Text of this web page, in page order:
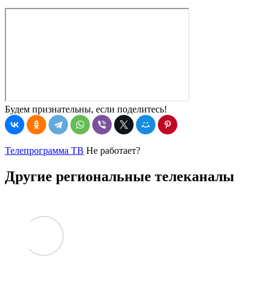
Будем признательны, если поделитесь!
Телепрограмма ТВ Не работает?
Другие региональные телеканалы